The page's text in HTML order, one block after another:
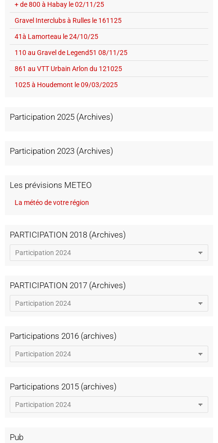
+ de 800 à Habay le 02/11/25
Gravel Interclubs à Rulles le 161125
41à Lamorteau le 24/10/25
110 au Gravel de Legend51 08/11/25
861 au VTT Urbain Arlon du 121025
1025 à Houdemont le 09/03/2025
Participation 2025 (Archives)
Participation 2023 (Archives)
Les prévisions METEO
La météo de votre région
PARTICIPATION 2018 (Archives)
PARTICIPATION 2017 (Archives)
Participations 2016 (archives)
Participations 2015 (archives)
Pub